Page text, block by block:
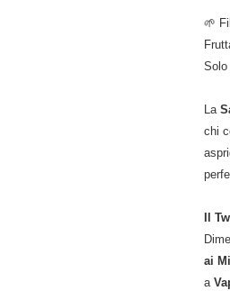
🌱
Solo
La
chi
Il
ai
a